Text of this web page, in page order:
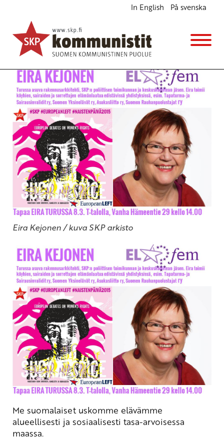
In English På svenska
Tasa-arvoinen, erilainen ja moninainen
Blogi
4.3.2015 - 10:08
Eira Kejonen / kuva SKP arkisto
Me suomalaiset uskomme elävämme
alueellisesti ja sosiaalisesti tasa-arvoisessa
maassa.